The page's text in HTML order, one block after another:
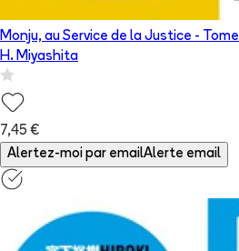
Monju, au Service de la Justice - Tome
H. Miyashita
7,45 €
Alertez-moi par emailAlerte email